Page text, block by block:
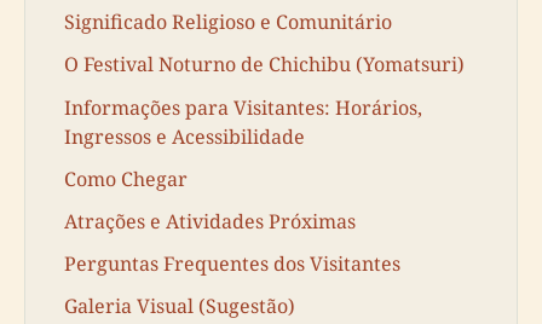
Significado Religioso e Comunitário
O Festival Noturno de Chichibu (Yomatsuri)
Informações para Visitantes: Horários,
Ingressos e Acessibilidade
Como Chegar
Atrações e Atividades Próximas
Perguntas Frequentes dos Visitantes
Galeria Visual (Sugestão)